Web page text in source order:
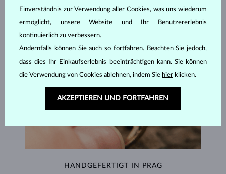
HANDGEFERTIGT IN PRAG
Einverständnis zur Verwendung aller Cookies, was uns wiederum
ermöglicht, unsere Website und Ihr Benutzererlebnis
kontinuierlich zu verbessern.
Andernfalls können Sie auch so fortfahren. Beachten Sie jedoch,
dass dies Ihr Einkaufserlebnis beeinträchtigen kann. Sie können
die Verwendung von Cookies ablehnen, indem Sie hier klicken.
AKZEPTIEREN UND FORTFAHREN